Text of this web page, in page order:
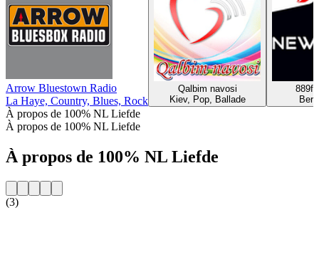
Arrow Bluestown Radio
La Haye, Country, Blues, Rock
Qalbim navosi
Kiev, Pop, Ballade
À propos de 100% NL Liefde
À propos de 100% NL Liefde
À propos de 100% NL Liefde
(3)